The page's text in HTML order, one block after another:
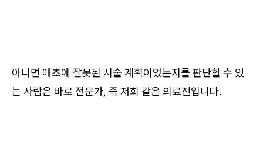
아니면 애초에 잘못된 시술 계획이었는지를 판단할 수 있
는 사람은 바로 전문가, 즉 저희 같은 의료진입니다.